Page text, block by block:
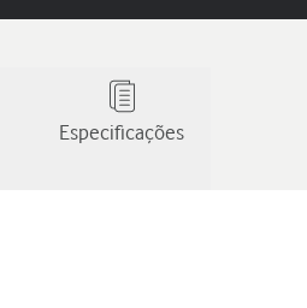
Especificações